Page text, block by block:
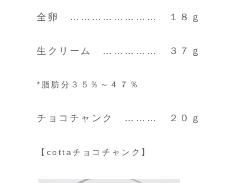
全卵 …………………… １８ｇ
生クリーム …………… ３７ｇ
*脂肪分３５％～４７％
チョコチャンク ……… ２０ｇ
【cottaチョコチャンク】